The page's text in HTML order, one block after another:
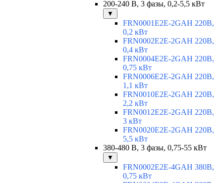
200-240 В, 3 фазы, 0,2-5,5 кВт
▼
FRN0001E2E-2GAH 220В,
0,2 кВт
FRN0002E2E-2GAH 220В,
0,4 кВт
FRN0004E2E-2GAH 220В,
0,75 кВт
FRN0006E2E-2GAH 220В,
1,1 кВт
FRN0010E2E-2GAH 220В,
2,2 кВт
FRN0012E2E-2GAH 220В,
3 кВт
FRN0020E2E-2GAH 220В,
5,5 кВт
380-480 В, 3 фазы, 0,75-55 кВт
▼
FRN0002E2E-4GAH 380В,
0,75 кВт